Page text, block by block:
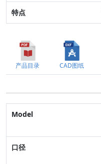
产品目录 CAD图纸
Model
口径
适用流体